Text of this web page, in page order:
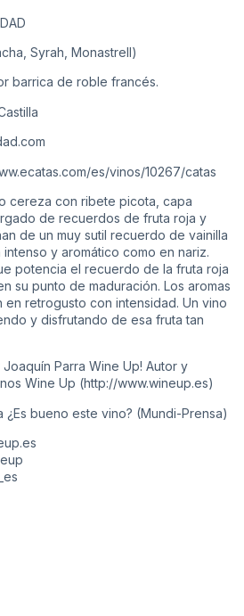
Syrah, Monastrell)
barrica de roble francés.
es/vinos/10267/catas
cereza con ribete picota, capa
de recuerdos de fruta roja y
de un muy sutil recuerdo de vainilla
y aromático como en nariz.
potencia el recuerdo de la fruta roja
su punto de maduración. Los aromas
en retrogusto con intensidad. Un vino
y disfrutando de esa fruta tan
Parra Wine Up! Autor y
Wine Up (http://www.wineup.es​​)
¿Es bueno este vino? (Mundi-Prensa)